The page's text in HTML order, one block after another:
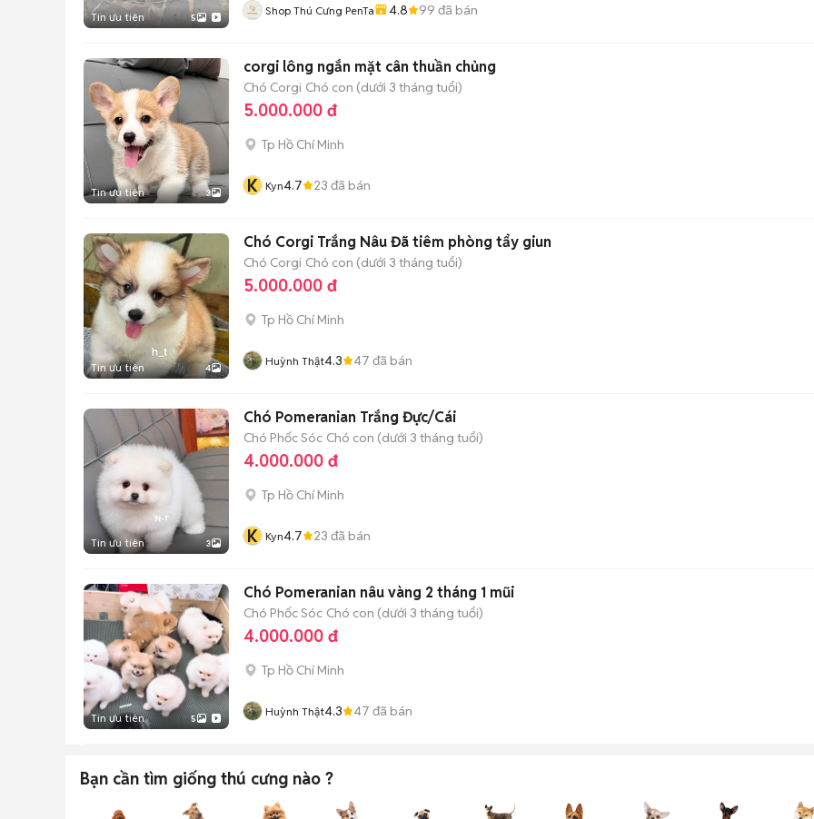
Tin ưu tiên 5 Shop Thú Cưng PenTa 4.8 99 đã bán
Tin ưu tiên 3
corgi lông ngắn mặt cân thuần chủng
Chó Corgi Chó con (dưới 3 tháng tuổi)
5.000.000 đ
Tp Hồ Chí Minh
K Kyn4.7 23 đã bán
Tin ưu tiên 4
Chó Corgi Trắng Nâu Đã tiêm phòng tẩy giun
Chó Corgi Chó con (dưới 3 tháng tuổi)
5.000.000 đ
Tp Hồ Chí Minh
Huỳnh Thật4.3 47 đã bán
Tin ưu tiên 3
Chó Pomeranian Trắng Đực/Cái
Chó Phốc Sóc Chó con (dưới 3 tháng tuổi)
4.000.000 đ
Tp Hồ Chí Minh
K Kyn4.7 23 đã bán
Tin ưu tiên 5
Chó Pomeranian nâu vàng 2 tháng 1 mũi
Chó Phốc Sóc Chó con (dưới 3 tháng tuổi)
4.000.000 đ
Tp Hồ Chí Minh
Huỳnh Thật4.3 47 đã bán
Bạn cần tìm giống thú cưng nào ?